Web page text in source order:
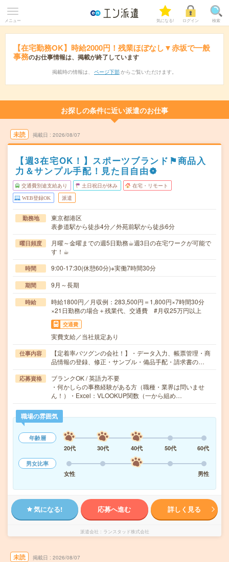
メニュー 気になる! ログイン 検索
【在宅勤務OK】時給2000円！残業ほぼなし▼赤坂で一般
事務のお仕事情報は、掲載が終了しています
掲載時の情報は、 ページ下部 からご覧いただけます。
お探しの条件に近い派遣のお仕事
未読 掲載日 2026/08/07
【週3在宅OK！】スポーツブランド⚑商品入
力＆サンプル手配！見た目自由❁
交通費別途支給あり 土日祝日が休み 在宅・リモート
WEB登録OK 派遣
勤務地
東京都港区
表参道駅から徒歩4分／外苑前駅から徒歩6分
曜日頻度
月曜～金曜までの週5日勤務☕︎週3日の在宅ワークが可能で
す！☕︎
時間 9:00-17:30(休憩60分)※実働7時間30分
期間 9月～長期
時給
時給1800円／月収例：283,500円＝1,800円×7時間30分
×21日勤務の場合＋残業代、交通費 #月収25万円以上
交通費
実費支給／当社規定あり
仕事内容
【定着率バツグンの会社！】・データ入力、帳票管理・商
品情報の登録、修正・サンプル・備品手配・請求書の…
応募資格
ブランクOK / 英語力不要
・何かしらの事務経験がある方（職種・業界は問いませ
ん！）・Excel：VLOOKUP関数（一から組め…
職場の雰囲気
年齢層
20代
30代 40代 50代
60代
男女比率
女性
男性
気になる! 応募へ進む 詳しく見る
派遣会社 ランスタッド株式会社
未読 掲載日 2026/08/07